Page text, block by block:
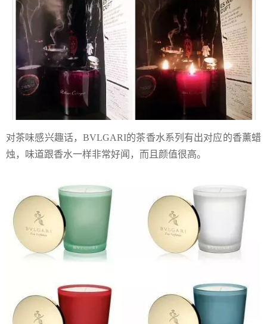
对茶味感兴趣话，BVLGARI的茶香水系列有出对应的香薰蜡
烛，味道跟香水一样非常好闻，而且颜值很高。